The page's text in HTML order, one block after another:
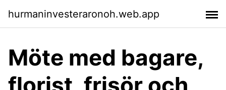
hurmaninvesteraronoh.web.app
Möte med bagare,